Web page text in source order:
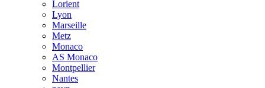
Lorient
Lyon
Marseille
Metz
Monaco
AS Monaco
Montpellier
Nantes